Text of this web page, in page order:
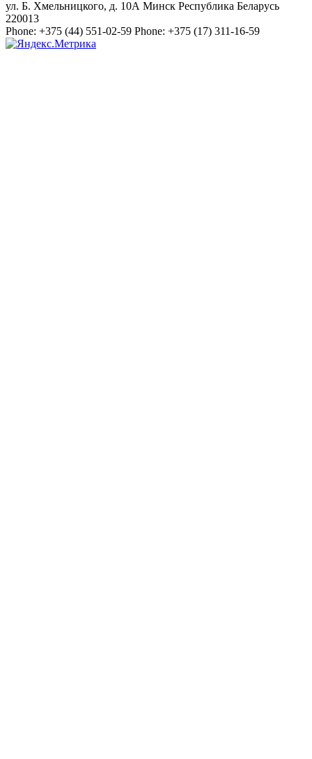
ул. Б. Хмельницкого, д. 10А Минск Республика Беларусь
220013
Phone: +375 (44) 551-02-59 Phone: +375 (17) 311-16-59